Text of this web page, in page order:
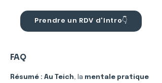
Prendre un RDV d'Intro👇
FAQ
Résumé : Au Teich, la mentale pratique